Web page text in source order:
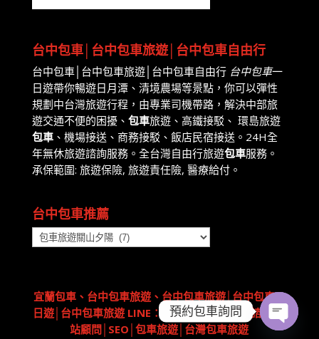
台中包車│台中包車旅遊│台中包車自由行
台中包車│台中包車旅遊│台中包車自由行 台中包車一
日遊帶你暢遊日月潭、清境農場等景點，你可以彈性
規劃中台灣旅遊行程，由專業司機帶路，解決中部旅
遊交通不便的困擾、 包車旅遊、高鐵接駁、 環島旅遊
包車、機場接送、商務接駁、飯店民宿接送。24H全
年無休旅遊諮詢服務。全台灣自由行旅遊包車服務。
承保範圍: 旅遊保險, 旅遊責任險, 醫療給付。
台中包車推薦
台
中
推
薦
宜蘭包車、台中包車旅遊、台中包車旅遊│台中包車一
日遊│台中包車旅遊 LINE：@aoyou 包車專人諮詢網
站顧問 SEO │包車旅遊 台灣包車旅遊
預約包車詢問